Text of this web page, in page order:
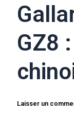
GZ8
Laisser un